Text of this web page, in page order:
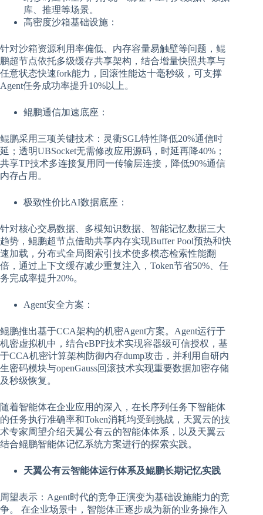
库、推理等场景。
高密度沙箱基础设施：
针对沙箱资源利用率偏低、内存容量易触壁等问题，鲲
鹏超节点依托多级缓存共享架构，结合增量快照共享与
任意状态快速fork能力，回滚性能达十毫秒级，可支撑
Agent任务成功率提升10%以上。
鲲鹏通信加速底座：
鲲鹏采用三项关键技术：灵衢SGL特性降低20%通信时
延；透明UBSocket无需修改应用源码，时延再降40%；
共享TP技术多连接复用同一传输层连接，降低90%通信
内存占用。
极致性价比AI数据底座：
针对核心交易数据、多模知识数据、智能记忆数据三大
趋势，鲲鹏超节点借助共享内存实现Buffer Pool预热和快
速加载，分布式全局图索引技术使多模态检索性能翻
倍，通过上下文缓存减少重复注入，Token节省50%、任
务完成率提升20%。
Agent安全方案：
鲲鹏推出基于CCA架构的机密Agent方案。Agent运行于
机密虚拟机中，结合eBPF技术实现容器级可信授权，基
于CCA机密计算架构防御内存dump攻击，并利用自研内
生密码模块与openGauss回滚技术实现重要数据加密存储
及秒级恢复。
随着智能体在企业应用的深入，在长序列任务下智能体
的任务执行准确率和Token消耗均受到挑战，天翼云的技
术专家周望介绍天翼公有云的智能体体系，以及天翼云
结合鲲鹏智能体记忆系统方案进行的探索实践。
天翼公有云智能体运行体系及鲲鹏长期记忆实践
周望表示：Agent时代的竞争正演变为基础设施能力的竞
争。 在企业场景中，智能体正逐步成为新的业务操作入